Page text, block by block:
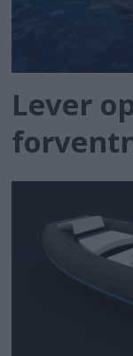
Lever